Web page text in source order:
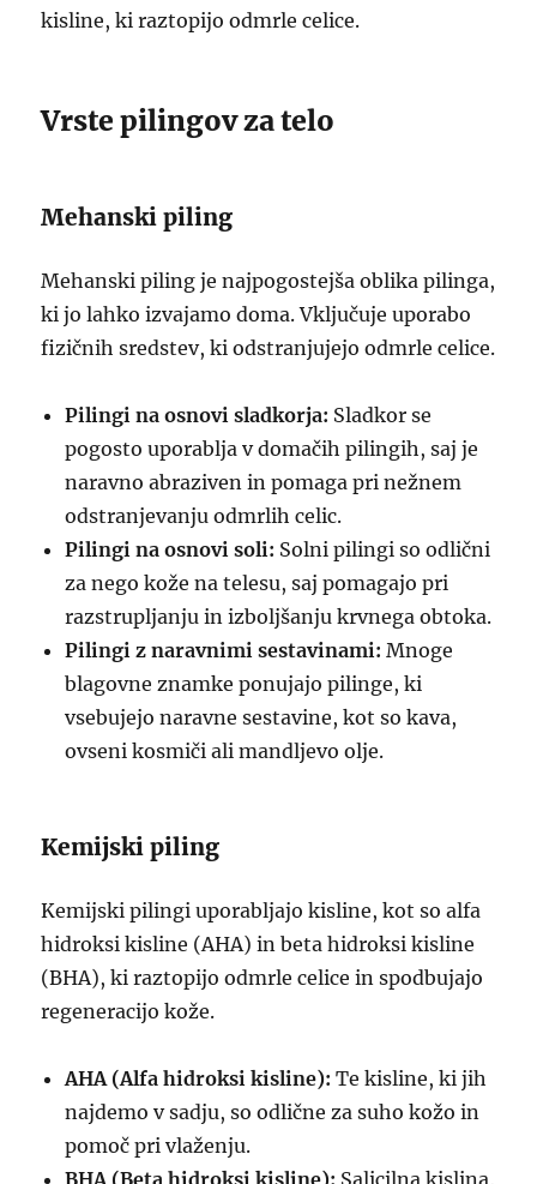
kisline, ki raztopijo odmrle celice.
Vrste pilingov za telo
Mehanski piling
Mehanski piling je najpogostejša oblika pilinga,
ki jo lahko izvajamo doma. Vključuje uporabo
fizičnih sredstev, ki odstranjujejo odmrle celice.
Pilingi na osnovi sladkorja: Sladkor se
pogosto uporablja v domačih pilingih, saj je
naravno abraziven in pomaga pri nežnem
odstranjevanju odmrlih celic.
Pilingi na osnovi soli: Solni pilingi so odlični
za nego kože na telesu, saj pomagajo pri
razstrupljanju in izboljšanju krvnega obtoka.
Pilingi z naravnimi sestavinami: Mnoge
blagovne znamke ponujajo pilinge, ki
vsebujejo naravne sestavine, kot so kava,
ovseni kosmiči ali mandljevo olje.
Kemijski piling
Kemijski pilingi uporabljajo kisline, kot so alfa
hidroksi kisline (AHA) in beta hidroksi kisline
(BHA), ki raztopijo odmrle celice in spodbujajo
regeneracijo kože.
AHA (Alfa hidroksi kisline): Te kisline, ki jih
najdemo v sadju, so odlične za suho kožo in
pomoč pri vlaženju.
BHA (Beta hidroksi kisline): Salicilna kislina,